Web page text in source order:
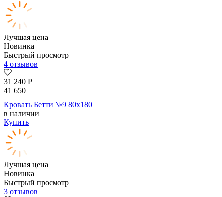
Лучшая цена
Новинка
Быстрый просмотр
4 отзывов
31 240 Р
41 650
Кровать Бетти №9 80х180
в наличии
Купить
Лучшая цена
Новинка
Быстрый просмотр
3 отзывов